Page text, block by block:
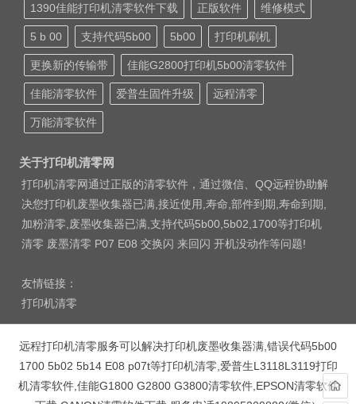
1390佳能打印机清零软件下载 正版软件 维修模式
5 b 00 支持代码5b00 5b00 打印机刷机
更换新的传输带 佳能G2800打印机5b00清零软件
佳能清零软件 爱普生固件升级 远程清零
万能清零软件
关于打印机清零网
打印机清零网通过正版的清零软件，通过微信、QQ远程协助解
决您打印机废墨收集器已满,接近使用,寿命,部件到期,寿命到期,
加粉清零,废墨收集器已满,支持代码5b00,5b02,1700等打印机
清零 废墨清零 P07 E08 交换闪 来回闪 开机没动作等问题!
友情链接：
打印机清零
远程打印机清零服务可以解决打印机废墨收集器满,错误代码5b00
1700 5b02 5b14 E08 p07t等打印机清零,爱普生L3118L3119打印
机清零软件,佳能G1800 G2800 G3800清零软件,EPSON清零软件